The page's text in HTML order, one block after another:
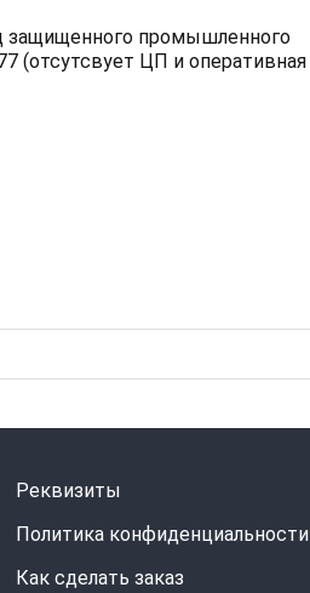
защищенного промышленного
(отсутсвует ЦП и оперативная
Реквизиты
Политика конфиденциальности
Как сделать заказ